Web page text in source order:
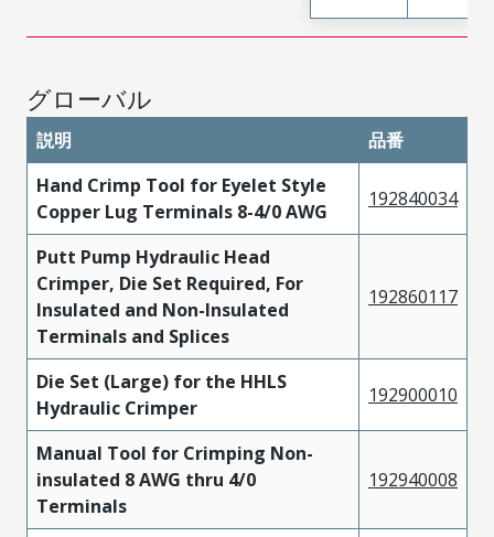
グローバル
説明
品番
Hand Crimp Tool for Eyelet Style
Copper Lug Terminals 8-4/0 AWG
192840034
Putt Pump Hydraulic Head
Crimper, Die Set Required, For
Insulated and Non-Insulated
Terminals and Splices
192860117
Die Set (Large) for the HHLS
Hydraulic Crimper
192900010
Manual Tool for Crimping Non-
insulated 8 AWG thru 4/0
Terminals
192940008